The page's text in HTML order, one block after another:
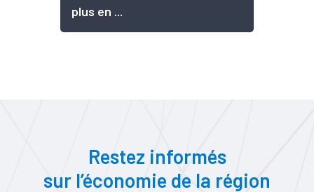
plus en ...
Restez informés
sur l’économie de la région